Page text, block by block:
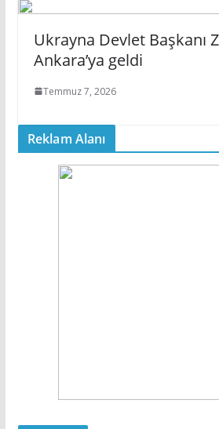
Ukrayna Devlet Başkanı
Ankara’ya geldi
Temmuz 7, 2026
Reklam Alanı